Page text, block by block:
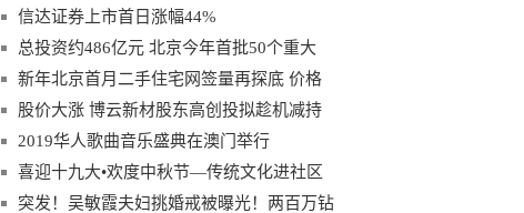
信达证券上市首日涨幅44%
总投资约486亿元 北京今年首批50个重大
新年北京首月二手住宅网签量再探底 价格
股价大涨 博云新材股东高创投拟趁机减持
2019华人歌曲音乐盛典在澳门举行
喜迎十九大•欢度中秋节—传统文化进社区
突发！吴敏霞夫妇挑婚戒被曝光！两百万钻